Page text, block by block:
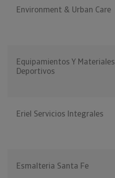
Environment & Urban Care
Equipamientos Y Materiales
Deportivos
Eriel Servicios Integrales
Esmalteria Santa Fe